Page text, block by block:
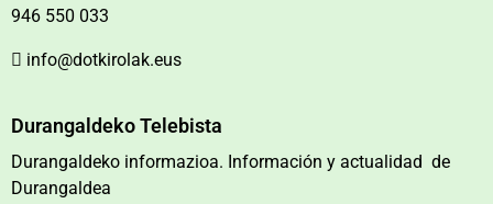
946 550 033
info@dotkirolak.eus
Durangaldeko Telebista
Durangaldeko informazioa. Información y actualidad de
Durangaldea